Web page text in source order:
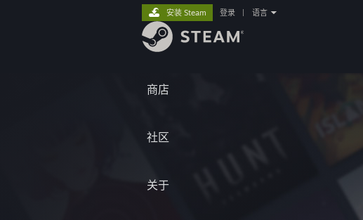
商店
社区
关于
安装 Steam 登录 语言